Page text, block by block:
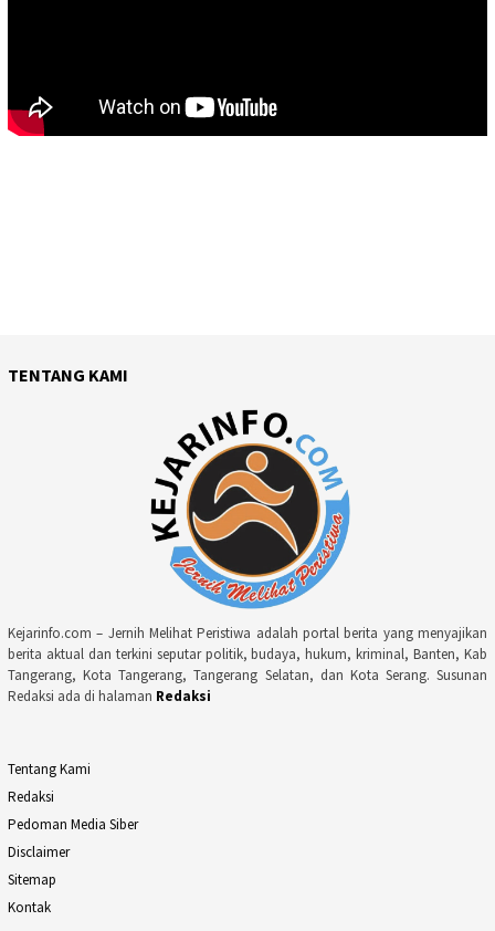
TENTANG KAMI
Kejarinfo.com – Jernih Melihat Peristiwa adalah portal berita yang menyajikan
berita aktual dan terkini seputar politik, budaya, hukum, kriminal, Banten, Kab
Tangerang, Kota Tangerang, Tangerang Selatan, dan Kota Serang. Susunan
Redaksi ada di halaman Redaksi
Tentang Kami
Redaksi
Pedoman Media Siber
Disclaimer
Sitemap
Kontak